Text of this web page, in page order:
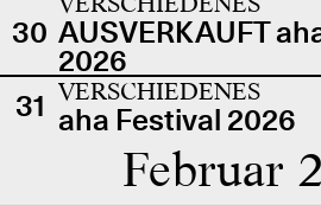
30 AUSVERKAUFT
2026
31 VERSCHIEDENES
aha Festival 2026
Februar